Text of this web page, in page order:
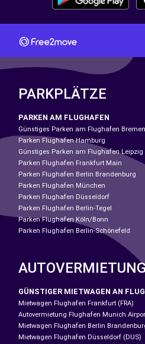
PARKPLÄTZE
PARKEN AM FLUGHAFEN
Günstiges Parken am Flughafen Bremen
Parken Flughafen Hamburg
Günstiges Parken am Flughafen Leipzig
Parken Flughafen Frankfurt Main
Parken Flughafen Berlin Brandenburg
Parken Flughafen München
Parken Flughafen Düsseldorf
Parken Flughafen Berlin-Tegel
Parken Flughafen Köln/Bonn
Parken Flughafen Berlin-Schönefeld
GÜNSTIGER MIETWAGEN AN
Mietwagen Flughafen Frankfurt (FRA)
Autovermietung Flughafen Munich
Mietwagen Flughafen Berlin
Mietwagen Flughafen Düsseldorf (DUS)